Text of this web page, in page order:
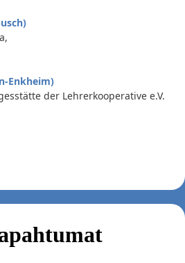
Enkheim)
der Lehrerkooperative e.V.